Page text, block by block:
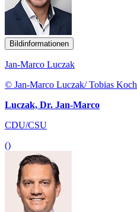
Bildinformationen
Jan-Marco Luczak
© Jan-Marco Luczak/ Tobias Koch
Luczak, Dr. Jan-Marco
CDU/CSU
()